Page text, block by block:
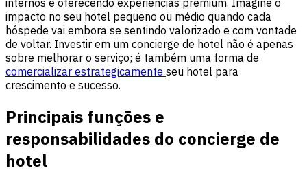
internos e oferecendo experiências premium. Imagine o
impacto no seu hotel pequeno ou médio quando cada
hóspede vai embora se sentindo valorizado e com vontade
de voltar. Investir em um concierge de hotel não é apenas
sobre melhorar o serviço; é também uma forma de
comercializar estrategicamente seu hotel para
crescimento e sucesso.
Principais funções e
responsabilidades do concierge de
hotel